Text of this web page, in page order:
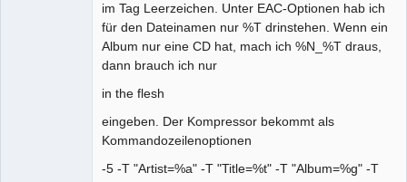
im Tag Leerzeichen. Unter EAC-Optionen hab ich
für den Dateinamen nur %T drinstehen. Wenn ein
Album nur eine CD hat, mach ich %N_%T draus,
dann brauch ich nur
in the flesh
eingeben. Der Kompressor bekommt als
Kommandozeilenoptionen
-5 -T "Artist=%a" -T "Title=%t" -T "Album=%g" -T